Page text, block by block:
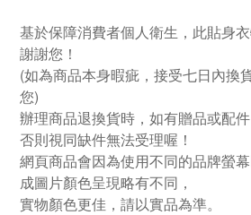
基於保障消費者個人衛生，此貼身
謝謝您！
(如為商品本身暇疵，接受七日內換
您)
辦理商品退換貨時，如有贈品或配
否則視同缺件無法受理喔！
網頁商品會因為使用不同的品牌螢
成圖片顏色呈現略有不同，
實物顏色更佳，請以實品為準。